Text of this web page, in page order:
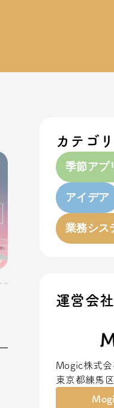
カテゴ
季節アプ
アイデア
業務シス
運営会社
Mogic株式会
東京都練馬